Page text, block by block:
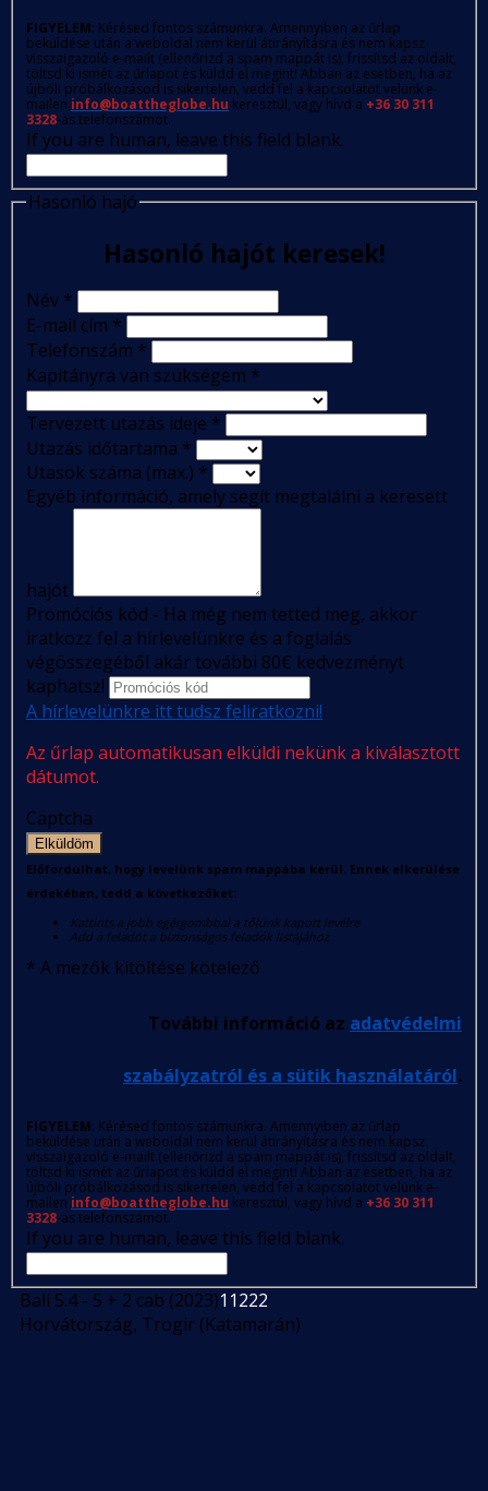
FIGYELEM: Kérésed fontos számunkra. Amennyiben az űrlap
beküldése után a weboldal nem kerül átirányításra és nem kapsz
visszaigazoló e-mailt (ellenőrizd a spam mappát is), frissítsd az oldalt,
töltsd ki ismét az űrlapot és küldd el megint! Abban az esetben, ha az
újbóli próbálkozásod is sikertelen, vedd fel a kapcsolatot velünk e-
mailen info@boattheglobe.hu keresztül, vagy hívd a +36 30 311
3328-as telefonszámot.
If you are human, leave this field blank.
Hasonló hajó
Hasonló hajót keresek!
Név *
E-mail cím *
Telefonszám *
Kapitányra van szükségem *
Tervezett utazás ideje *
Utazás időtartama *
Utasok száma (max.) *
Egyéb információ, amely segít megtalálni a keresett
hajót
Promóciós kód - Ha még nem tetted meg, akkor
iratkozz fel a hírlevelünkre és a foglalás
végösszegéből akár további 80€ kedvezményt
kaphatsz!
A hírlevelünkre itt tudsz feliratkozni!
Az űrlap automatikusan elküldi nekünk a kiválasztott
dátumot.
Captcha
Elküldöm
Előfordulhat, hogy levelünk spam mappába kerül. Ennek elkerülése
érdekében, tedd a következőket:
Kattints a jobb egérgombbal a tőlünk kapott levélre
Add a feladót a biztonságos feladók listájához
* A mezők kitöltése kötelező
További információ az adatvédelmi
szabályzatról és a sütik használatáról.
FIGYELEM: Kérésed fontos számunkra. Amennyiben az űrlap
beküldése után a weboldal nem kerül átirányításra és nem kapsz
visszaigazoló e-mailt (ellenőrizd a spam mappát is), frissítsd az oldalt,
töltsd ki ismét az űrlapot és küldd el megint! Abban az esetben, ha az
újbóli próbálkozásod is sikertelen, vedd fel a kapcsolatot velünk e-
mailen info@boattheglobe.hu keresztül, vagy hívd a +36 30 311
3328-as telefonszámot.
If you are human, leave this field blank.
Bali 5.4 - 5 + 2 cab (2023)11222
Horvátország, Trogir (Katamarán)